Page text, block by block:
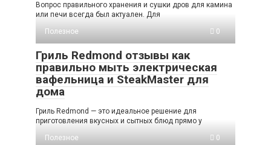
Вопрос правильного хранения и сушки дров для камина
или печи всегда был актуален. Для
Полезное
0
Гриль Redmond отзывы как
правильно мыть электрическая
вафельница и SteakMaster для
дома
Гриль Redmond — это идеальное решение для
приготовления вкусных и сытных блюд прямо у
Полезное
0